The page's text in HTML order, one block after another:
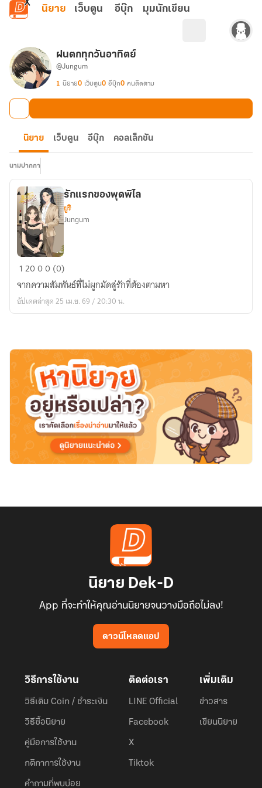
ข้ามไปยังเนื้อหาหลัก
นิยาย เว็บตูน อีบุ๊ก มุมนักเขียน
ฝนตกทุกวันอาทิตย์
@Jungum
1 นิยาย0 เว็บตูน0 อีบุ๊ก0 คนติดตาม
นิยาย เว็บตูน อีบุ๊ก คอลเล็กชัน
นามปากกา
รัก
ของ
พุด
รักแรกของพุดพิไล
ยูริ
Jungum
12000 (0)
จากความสัมพันธ์ที่ไม่ผูกมัดสู่รักที่ต้องตามหา
อัปเดตล่าสุด 25 เม.ย. 69 / 20:30 น.
นิยาย Dek-D
App ที่จะทำให้คุณอ่านนิยายจนวางมือถือไม่ลง!
ดาวน์โหลดแอป
วิธีการใช้งาน
วิธีเติม Coin / ชำระเงิน
วิธีซื้อนิยาย
คู่มือการใช้งาน
กติกาการใช้งาน
คำถามที่พบบ่อย
ติดต่อเรา
LINE Official
Facebook
X
Tiktok
เพิ่มเติม
ข่าวสาร
เขียนนิยาย